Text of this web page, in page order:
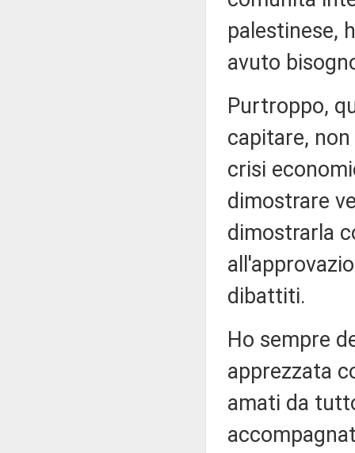
palestinese,
avuto
Purtroppo,
capitare,
crisi
dimostrare
dimostrarla
dibattiti.
Ho sempre
apprezzata
amati da